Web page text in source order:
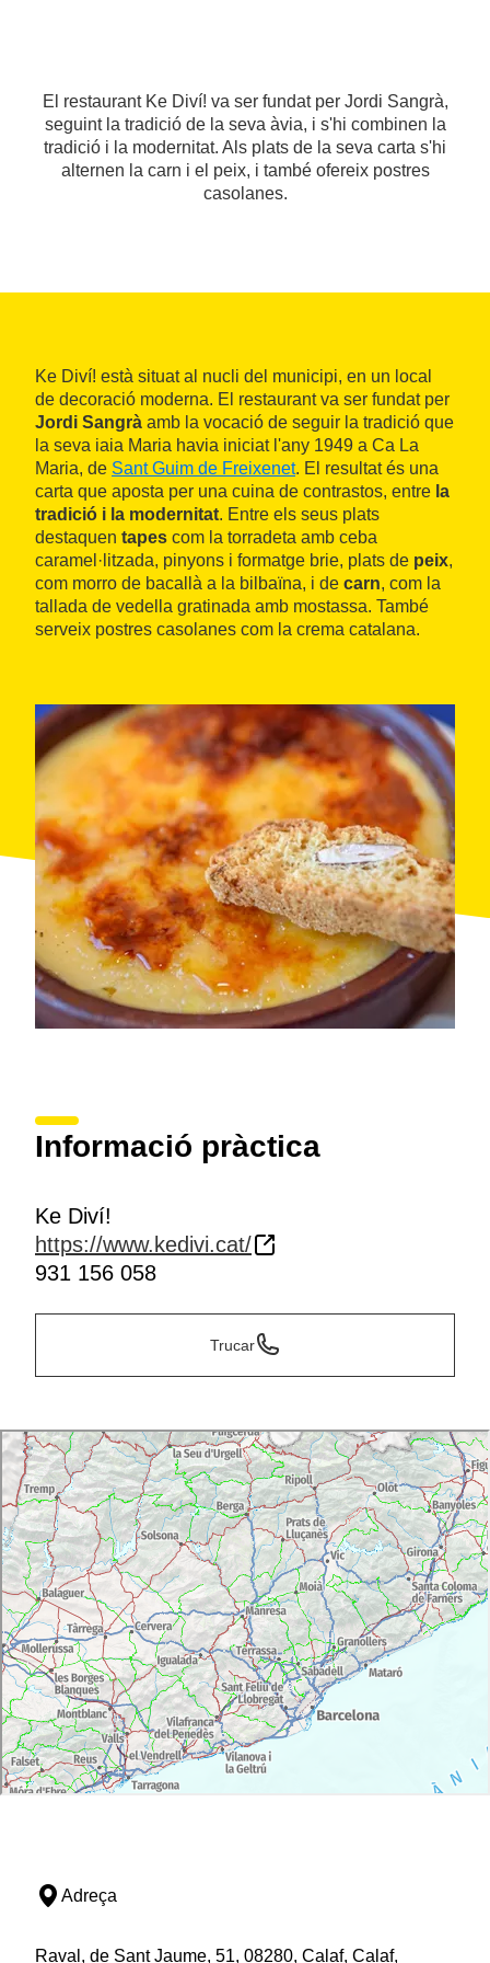
El restaurant Ke Diví! va ser fundat per Jordi Sangrà,
seguint la tradició de la seva àvia, i s'hi combinen la
tradició i la modernitat. Als plats de la seva carta s'hi
alternen la carn i el peix, i també ofereix postres
casolanes.
Ke Diví! està situat al nucli del municipi, en un local
de decoració moderna. El restaurant va ser fundat per
Jordi Sangrà amb la vocació de seguir la tradició que
la seva iaia Maria havia iniciat l'any 1949 a Ca La
Maria, de Sant Guim de Freixenet. El resultat és una
carta que aposta per una cuina de contrastos, entre la
tradició i la modernitat. Entre els seus plats
destaquen tapes com la torradeta amb ceba
caramel·litzada, pinyons i formatge brie, plats de peix,
com morro de bacallà a la bilbaïna, i de carn, com la
tallada de vedella gratinada amb mostassa. També
serveix postres casolanes com la crema catalana.
Informació pràctica
Ke Diví!
https://www.kedivi.cat/
931 156 058
Trucar
Adreça
Raval, de Sant Jaume, 51, 08280, Calaf, Calaf,